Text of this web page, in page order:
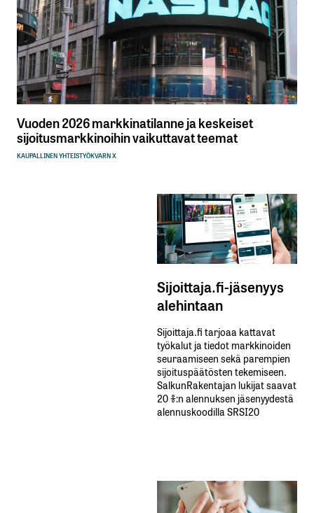
Vuoden 2026 markkinatilanne ja keskeiset
sijoitusmarkkinoihin vaikuttavat teemat
KAUPALLINEN YHTEISTYÖKVARN X
Sijoittaja.fi-jäsenyys
alehintaan
Sijoittaja.fi tarjoaa kattavat
työkalut ja tiedot markkinoiden
seuraamiseen sekä parempien
sijoituspäätösten tekemiseen.
SalkunRakentajan lukijat saavat
20 %:n alennuksen jäsenyydestä
alennuskoodilla SRSI20